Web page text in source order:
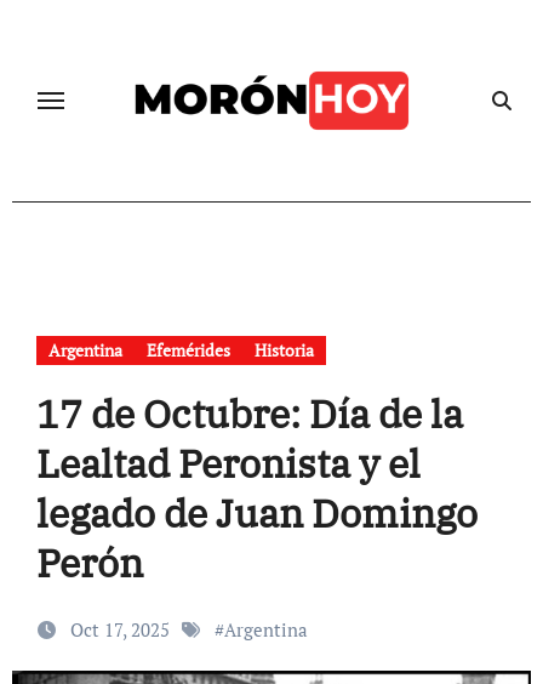
Argentina Efemérides Historia
17 de Octubre: Día de la
Lealtad Peronista y el
legado de Juan Domingo
Perón
Oct 17, 2025 #Argentina